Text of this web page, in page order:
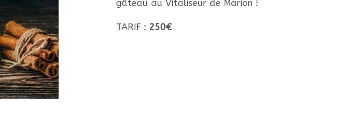
gâteau au Vitaliseur de Marion !
TARIF : 250€